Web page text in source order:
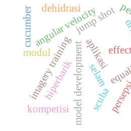
selam
model development
imagery training aplikasi
scuba
hiperbarik
jump shot
angular velocity
modul
kompetisi
dehidrasi
cucumber